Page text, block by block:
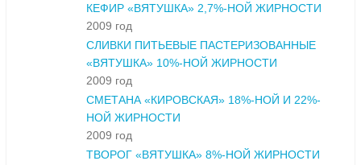
КЕФИР «ВЯТУШКА» 2,7%-НОЙ ЖИРНОСТИ
2009 год
СЛИВКИ ПИТЬЕВЫЕ ПАСТЕРИЗОВАННЫЕ
«ВЯТУШКА» 10%-НОЙ ЖИРНОСТИ
2009 год
СМЕТАНА «КИРОВСКАЯ» 18%-НОЙ И 22%-
НОЙ ЖИРНОСТИ
2009 год
ТВОРОГ «ВЯТУШКА» 8%-НОЙ ЖИРНОСТИ